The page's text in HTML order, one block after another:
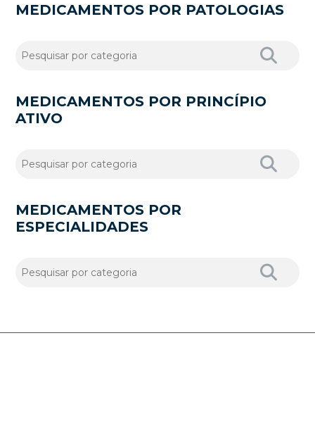
MEDICAMENTOS POR PATOLOGIAS
MEDICAMENTOS POR PRINCÍPIO
ATIVO
MEDICAMENTOS POR
ESPECIALIDADES